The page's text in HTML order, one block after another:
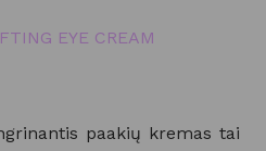
EYE CREAM
paakių kremas tai